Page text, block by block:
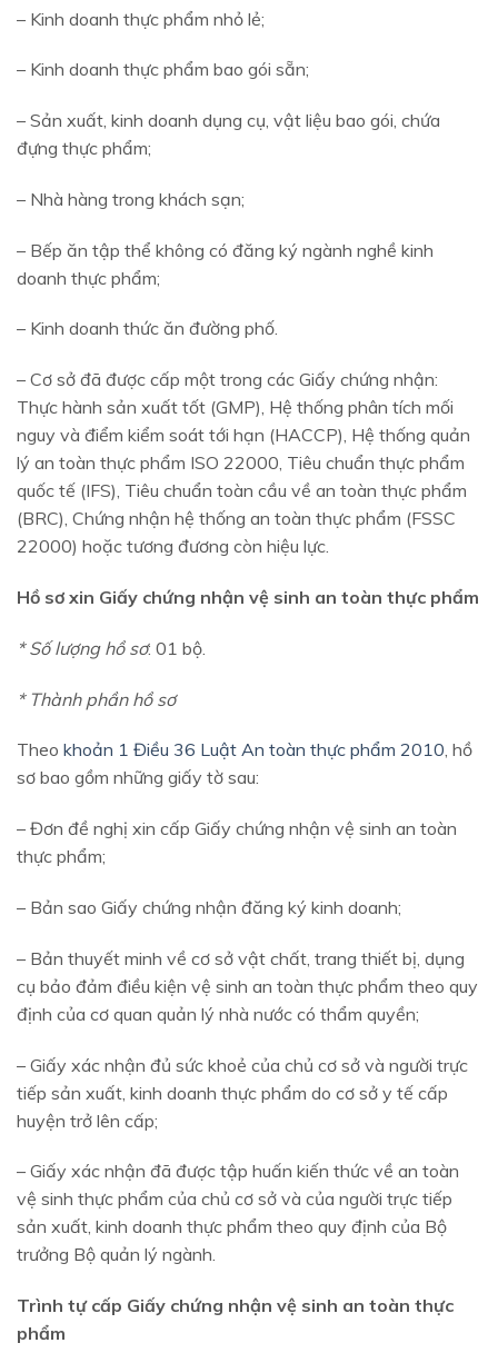
– Kinh doanh thực phẩm nhỏ lẻ;
– Kinh doanh thực phẩm bao gói sẵn;
– Sản xuất, kinh doanh dụng cụ, vật liệu bao gói, chứa
đựng thực phẩm;
– Nhà hàng trong khách sạn;
– Bếp ăn tập thể không có đăng ký ngành nghề kinh
doanh thực phẩm;
– Kinh doanh thức ăn đường phố.
– Cơ sở đã được cấp một trong các Giấy chứng nhận:
Thực hành sản xuất tốt (GMP), Hệ thống phân tích mối
nguy và điểm kiểm soát tới hạn (HACCP), Hệ thống quản
lý an toàn thực phẩm ISO 22000, Tiêu chuẩn thực phẩm
quốc tế (IFS), Tiêu chuẩn toàn cầu về an toàn thực phẩm
(BRC), Chứng nhận hệ thống an toàn thực phẩm (FSSC
22000) hoặc tương đương còn hiệu lực.
Hồ sơ xin Giấy chứng nhận vệ sinh an toàn thực phẩm
* Số lượng hồ sơ: 01 bộ.
* Thành phần hồ sơ
Theo khoản 1 Điều 36 Luật An toàn thực phẩm 2010, hồ
sơ bao gồm những giấy tờ sau:
– Đơn đề nghị xin cấp Giấy chứng nhận vệ sinh an toàn
thực phẩm;
– Bản sao Giấy chứng nhận đăng ký kinh doanh;
– Bản thuyết minh về cơ sở vật chất, trang thiết bị, dụng
cụ bảo đảm điều kiện vệ sinh an toàn thực phẩm theo quy
định của cơ quan quản lý nhà nước có thẩm quyền;
– Giấy xác nhận đủ sức khoẻ của chủ cơ sở và người trực
tiếp sản xuất, kinh doanh thực phẩm do cơ sở y tế cấp
huyện trở lên cấp;
– Giấy xác nhận đã được tập huấn kiến thức về an toàn
vệ sinh thực phẩm của chủ cơ sở và của người trực tiếp
sản xuất, kinh doanh thực phẩm theo quy định của Bộ
trưởng Bộ quản lý ngành.
Trình tự cấp Giấy chứng nhận vệ sinh an toàn thực
phẩm